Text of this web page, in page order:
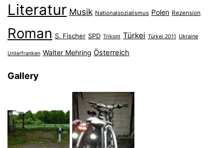
Literatur Musik Nationalsozialismus Polen Rezension
Roman S. Fischer SPD Trikont Türkei Türkei 2011 Ukraine
Unterfranken Walter Mehring Österreich
Gallery